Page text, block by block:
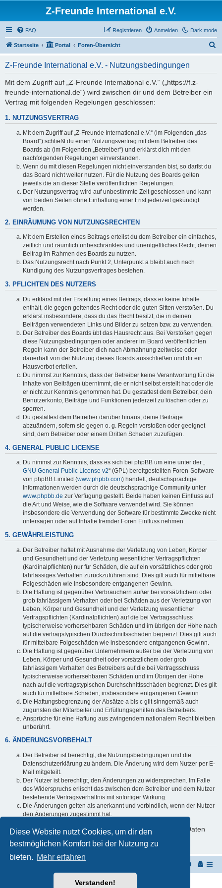
Diese Website nutzt Cookies, um dir den
bestmöglichen Komfort bei der Nutzung zu
bieten. Mehr erfahren
Verstanden!
Z-Freunde International e.V.
Dark mode
FAQ Anmelden
Registrieren
Startseite Portal Foren-Übersicht
Z-Freunde International e.V. - Nutzungsbedingungen
Mit dem Zugriff auf „Z-Freunde International e.V.“ („https://f.z-
freunde-international.de“) wird zwischen dir und dem Betreiber ein
Vertrag mit folgenden Regelungen geschlossen:
1. NUTZUNGSVERTRAG
Mit dem Zugriff auf „Z-Freunde International e.V.“ (im Folgenden „das
Board“) schließt du einen Nutzungsvertrag mit dem Betreiber des
Boards ab (im Folgenden „Betreiber“) und erklärst dich mit den
nachfolgenden Regelungen einverstanden.
Wenn du mit diesen Regelungen nicht einverstanden bist, so darfst du
das Board nicht weiter nutzen. Für die Nutzung des Boards gelten
jeweils die an dieser Stelle veröffentlichten Regelungen.
Der Nutzungsvertrag wird auf unbestimmte Zeit geschlossen und kann
von beiden Seiten ohne Einhaltung einer Frist jederzeit gekündigt
werden.
2. EINRÄUMUNG VON NUTZUNGSRECHTEN
Mit dem Erstellen eines Beitrags erteilst du dem Betreiber ein einfaches,
zeitlich und räumlich unbeschränktes und unentgeltliches Recht, deinen
Beitrag im Rahmen des Boards zu nutzen.
Das Nutzungsrecht nach Punkt 2, Unterpunkt a bleibt auch nach
Kündigung des Nutzungsvertrages bestehen.
3. PFLICHTEN DES NUTZERS
Du erklärst mit der Erstellung eines Beitrags, dass er keine Inhalte
enthält, die gegen geltendes Recht oder die guten Sitten verstoßen. Du
erklärst insbesondere, dass du das Recht besitzt, die in deinen
Beiträgen verwendeten Links und Bilder zu setzen bzw. zu verwenden.
Der Betreiber des Boards übt das Hausrecht aus. Bei Verstößen gegen
diese Nutzungsbedingungen oder anderer im Board veröffentlichten
Regeln kann der Betreiber dich nach Abmahnung zeitweise oder
dauerhaft von der Nutzung dieses Boards ausschließen und dir ein
Hausverbot erteilen.
Du nimmst zur Kenntnis, dass der Betreiber keine Verantwortung für die
Inhalte von Beiträgen übernimmt, die er nicht selbst erstellt hat oder die
er nicht zur Kenntnis genommen hat. Du gestattest dem Betreiber, dein
Benutzerkonto, Beiträge und Funktionen jederzeit zu löschen oder zu
sperren.
Du gestattest dem Betreiber darüber hinaus, deine Beiträge
abzuändern, sofern sie gegen o. g. Regeln verstoßen oder geeignet
sind, dem Betreiber oder einem Dritten Schaden zuzufügen.
4. GENERAL PUBLIC LICENSE
Du nimmst zur Kenntnis, dass es sich bei phpBB um eine unter der „
GNU General Public License v2“ (GPL) bereitgestellten Foren-Software
von phpBB Limited (www.phpbb.com) handelt; deutschsprachige
Informationen werden durch die deutschsprachige Community unter
www.phpbb.de zur Verfügung gestellt. Beide haben keinen Einfluss auf
die Art und Weise, wie die Software verwendet wird. Sie können
insbesondere die Verwendung der Software für bestimmte Zwecke nicht
untersagen oder auf Inhalte fremder Foren Einfluss nehmen.
5. GEWÄHRLEISTUNG
Der Betreiber haftet mit Ausnahme der Verletzung von Leben, Körper
und Gesundheit und der Verletzung wesentlicher Vertragspflichten
(Kardinalpflichten) nur für Schäden, die auf ein vorsätzliches oder grob
fahrlässiges Verhalten zurückzuführen sind. Dies gilt auch für mittelbare
Folgeschäden wie insbesondere entgangenen Gewinn.
Die Haftung ist gegenüber Verbrauchern außer bei vorsätzlichem oder
grob fahrlässigem Verhalten oder bei Schäden aus der Verletzung von
Leben, Körper und Gesundheit und der Verletzung wesentlicher
Vertragspflichten (Kardinalpflichten) auf die bei Vertragsschluss
typischerweise vorhersehbaren Schäden und im übrigen der Höhe nach
auf die vertragstypischen Durchschnittsschäden begrenzt. Dies gilt auch
für mittelbare Folgeschäden wie insbesondere entgangenen Gewinn.
Die Haftung ist gegenüber Unternehmern außer bei der Verletzung von
Leben, Körper und Gesundheit oder vorsätzlichem oder grob
fahrlässigem Verhalten des Betreibers auf die bei Vertragsschluss
typischerweise vorhersehbaren Schäden und im Übrigen der Höhe
nach auf die vertragstypischen Durchschnittsschäden begrenzt. Dies gilt
auch für mittelbare Schäden, insbesondere entgangenen Gewinn.
Die Haftungsbegrenzung der Absätze a bis c gilt sinngemäß auch
zugunsten der Mitarbeiter und Erfüllungsgehilfen des Betreibers.
Ansprüche für eine Haftung aus zwingendem nationalem Recht bleiben
unberührt.
6. ÄNDERUNGSVORBEHALT
Der Betreiber ist berechtigt, die Nutzungsbedingungen und die
Datenschutzerklärung zu ändern. Die Änderung wird dem Nutzer per E-
Mail mitgeteilt.
Der Nutzer ist berechtigt, den Änderungen zu widersprechen. Im Falle
des Widerspruchs erlischt das zwischen dem Betreiber und dem Nutzer
bestehende Vertragsverhältnis mit sofortiger Wirkung.
Die Änderungen gelten als anerkannt und verbindlich, wenn der Nutzer
den Änderungen zugestimmt hat.
Informationen über den Umgang mit deinen persönlichen Daten
sind in der Datenschutzerklärung enthalten.
Powered byphpBB® Forum Software © phpBB Limited